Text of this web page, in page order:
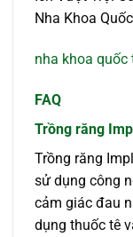
Nha Khoa
nha khoa quốc
FAQ
Trồng răng
Trồng răng
sử dụng công
cảm giác đau
dụng thuốc tê